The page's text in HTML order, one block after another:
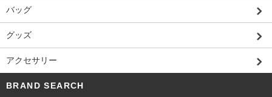
バッグ
グッズ
アクセサリー
BRAND SEARCH